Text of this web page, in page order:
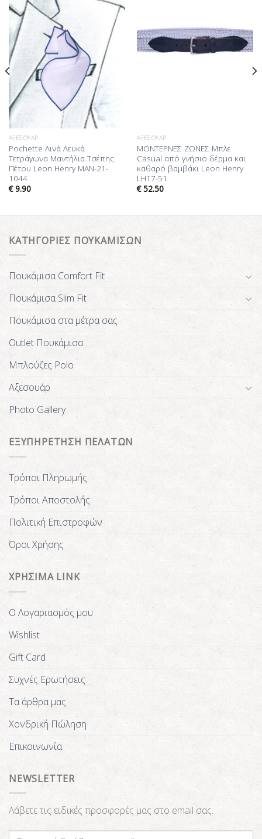
Προσθήκη
στη Λίστα
Επιθυμίας
ΑΞΕΣΟΥΆΡ
Pochette Λινά Λευκά
Τετράγωνα Μαντήλια Τσέπης
Πέτου Leon Henry MAN-21-
1044
€9.90
ΑΞΕΣΟΥΆΡ
ΜΟΝΤΕΡΝΕΣ ΖΩΝΕΣ Μπλε
Casual από γνήσιο δέρμα και
καθαρό βαμβάκι Leon Henry
LH17-51
€52.50
ΚΑΤΗΓΟΡΙΕΣ ΠΟΥΚΑΜΙΣΩΝ
Πουκάμισα Comfort Fit
Πουκάμισα Slim Fit
Πουκάμισα στα μέτρα σας
Outlet Πουκάμισα
Μπλούζες Polo
Αξεσουάρ
Photo Gallery
ΕΞΥΠΗΡΕΤΗΣΗ ΠΕΛΑΤΩΝ
Τρόποι Πληρωμής
Τρόποι Αποστολής
Πολιτική Επιστροφών
Όροι Χρήσης
ΧΡΗΣΙΜΑ LINK
Ο Λογαριασμός μου
Wishlist
Gift Card
Συχνές Ερωτήσεις
Τα άρθρα μας
Χονδρική Πώληση
Επικοινωνία
NEWSLETTER
Λάβετε τις ειδικές προσφορές μας στο email σας.